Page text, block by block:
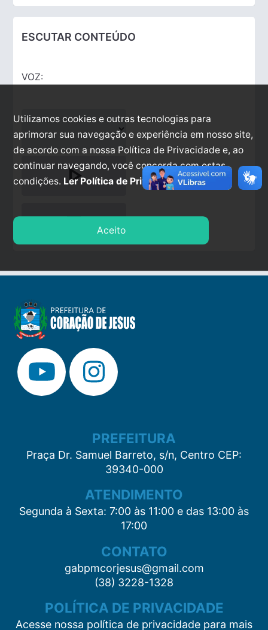
ESCUTAR CONTEÚDO
VOZ:
play_arrow
stop
PREFEITURA
Praça Dr. Samuel Barreto, s/n, Centro CEP:
39340-000
ATENDIMENTO
Segunda à Sexta: 7:00 às 11:00 e das 13:00 às
17:00
CONTATO
gabpmcorjesus@gmail.com
(38) 3228-1328
POLÍTICA DE PRIVACIDADE
Acesse nossa política de privacidade para mais
Utilizamos cookies e outras tecnologias para
aprimorar sua navegação e experiência em nosso site,
de acordo com a nossa Política de Privacidade e, ao
continuar navegando, você concorda com estas
condições. Ler Política de Privacidade.
Aceito